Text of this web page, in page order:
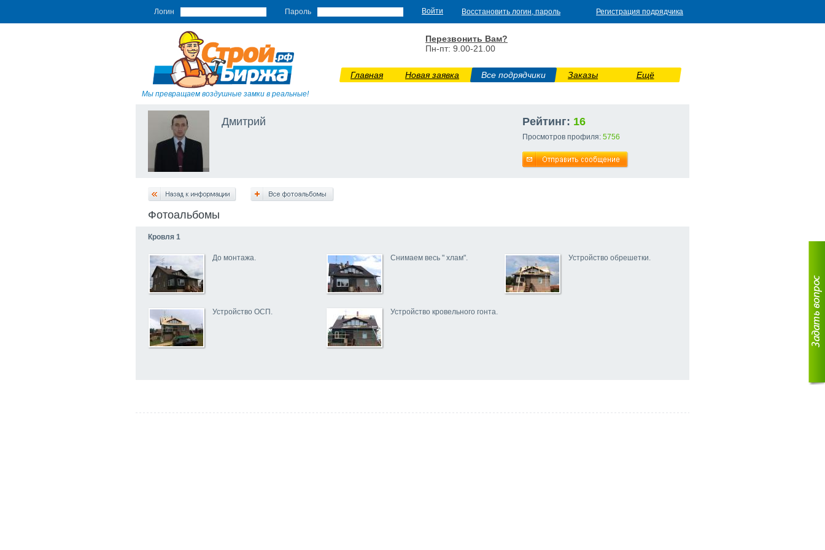
Логин Пароль Восстановить логин, пароль Регистрация подрядчика
Мы превращаем воздушные замки в реальные!
Перезвонить Вам?
Пн-пт: 9.00-21.00
Главная Новая заявка Все подрядчики Заказы Ещё
Дмитрий Рейтинг: 16
Просмотров профиля: 5756
Фотоальбомы
Кровля 1
До монтажа. Снимаем весь " хлам". Устройство обрешетки.
Устройство ОСП. Устройство кровельного гонта.